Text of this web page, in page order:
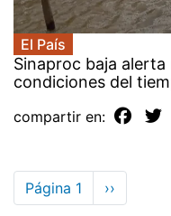
El País
Sinaproc baja
condiciones del
compartir en:
Paginación
Página 1
Siguiente
página
››